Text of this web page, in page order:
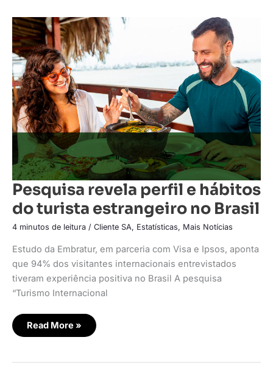
Pesquisa revela perfil e hábitos
do turista estrangeiro no Brasil
4 minutos de leitura / Cliente SA, Estatísticas, Mais Notícias
Estudo da Embratur, em parceria com Visa e Ipsos, aponta
que 94% dos visitantes internacionais entrevistados
tiveram experiência positiva no Brasil A pesquisa
“Turismo Internacional
Pesquisa
revela
perfil
e
hábitos
do
turista
estrangeiro
no
Brasil
Read More »